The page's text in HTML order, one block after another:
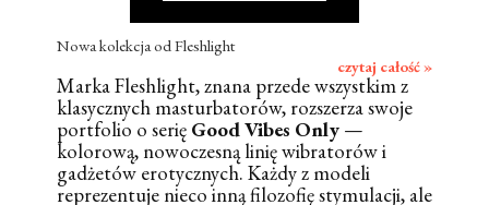
Nowa kolekcja od Fleshlight
czytaj całość »
Marka Fleshlight, znana przede wszystkim z
klasycznych masturbatorów, rozszerza swoje
portfolio o serię Good Vibes Only —
kolorową, nowoczesną linię wibratorów i
gadżetów erotycznych. Każdy z modeli
reprezentuje nieco inną filozofię stymulacji, ale